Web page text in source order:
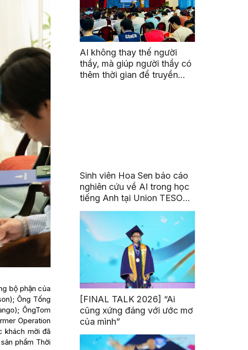
bộ phận của
Ông Tống
ÔngTom
Operation
khách mời đã
phẩm Thời
AI không thay thế người
thầy, mà giúp người thầy có
thêm thời gian để truyền
Sinh viên Hoa Sen báo cáo
nghiên cứu về AI trong học
tiếng Anh tại Union TESOL
2026 ở Singapore
[FINAL TALK 2026] “Ai
cũng xứng đáng với ước mơ
của mình”